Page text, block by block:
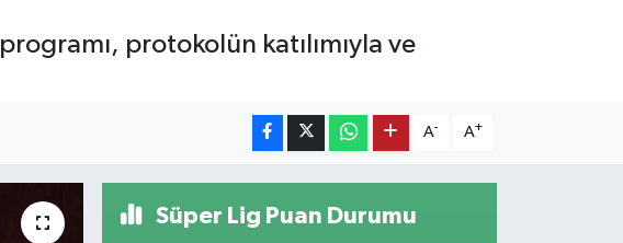
protokolün katılımıyla ve
A- A+
Süper Lig Puan Durumu